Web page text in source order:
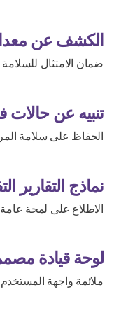
الكشف عن
ضمان الامتثال
تنبيه عن حالات
الحفاظ على سلامة
نماذج التقارير
الاطلاع على لمحة
لوحة قيادة
ملائمة واجهة المستخدم